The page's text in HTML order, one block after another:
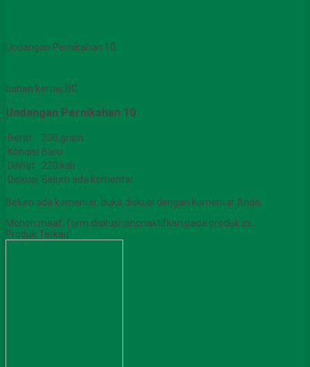
Undangan Pernikahan 10
bahan kertas BC
Undangan Pernikahan 10
Berat
300 gram
Kondisi Baru
Dilihat
220 kali
Diskusi Belum ada komentar
Belum ada komentar, buka diskusi dengan komentar Anda.
Mohon maaf, form diskusi dinonaktifkan pada produk ini.
Produk Terkait